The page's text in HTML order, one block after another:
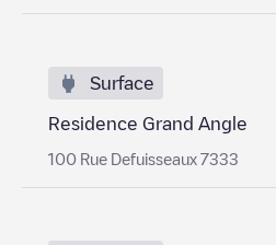
Surface
Residence Grand Angle
100 Rue Defuisseaux 7333